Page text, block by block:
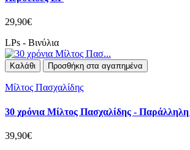
29,90€
LPs - Βινύλια
Καλάθι Προσθήκη στα αγαπημένα
Μίλτος Πασχαλίδης
30 χρόνια Μίλτος Πασχαλίδης -
39,90€